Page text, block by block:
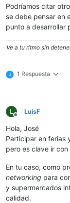
Podríamos citar
se debe pensar en
punto a desarrollar
Ve a tu ritmo sin
J 1 Respuesta
L
Desconectado
LuisF
Hola, José
Participar en ferias
pero es clave ir
En tu caso, como
networking para
y supermercados
calidad.